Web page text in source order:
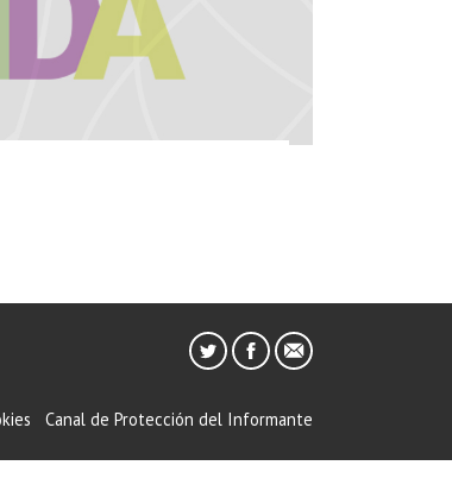
Canal de Protección del Informante